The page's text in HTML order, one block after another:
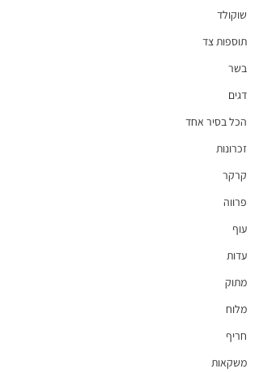
שוקולד
תוספות צד
בשר
דגים
הכל בסיר אחד
זכרונות
קרקר
פרווה
עוף
עדות
מתוק
מלוח
חריף
משקאות